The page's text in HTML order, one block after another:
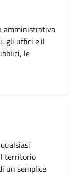
amministrativa
gli uffici e il
le
territorio
un semplice